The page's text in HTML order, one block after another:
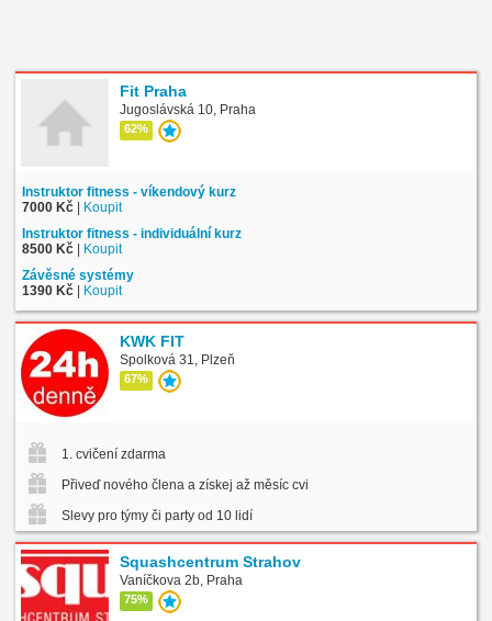
Fit Praha
Jugoslávská 10, Praha
62%
Instruktor fitness - víkendový kurz
7000 Kč | Koupit
Instruktor fitness - individuální kurz
8500 Kč | Koupit
Závěsné systémy
1390 Kč | Koupit
KWK FIT
Spolková 31, Plzeň
67%
1. cvičení zdarma
Přiveď nového člena a získej až měsíc cvičení zdarma
Slevy pro týmy či party od 10 lidí
Squashcentrum Strahov
Vaníčkova 2b, Praha
75%